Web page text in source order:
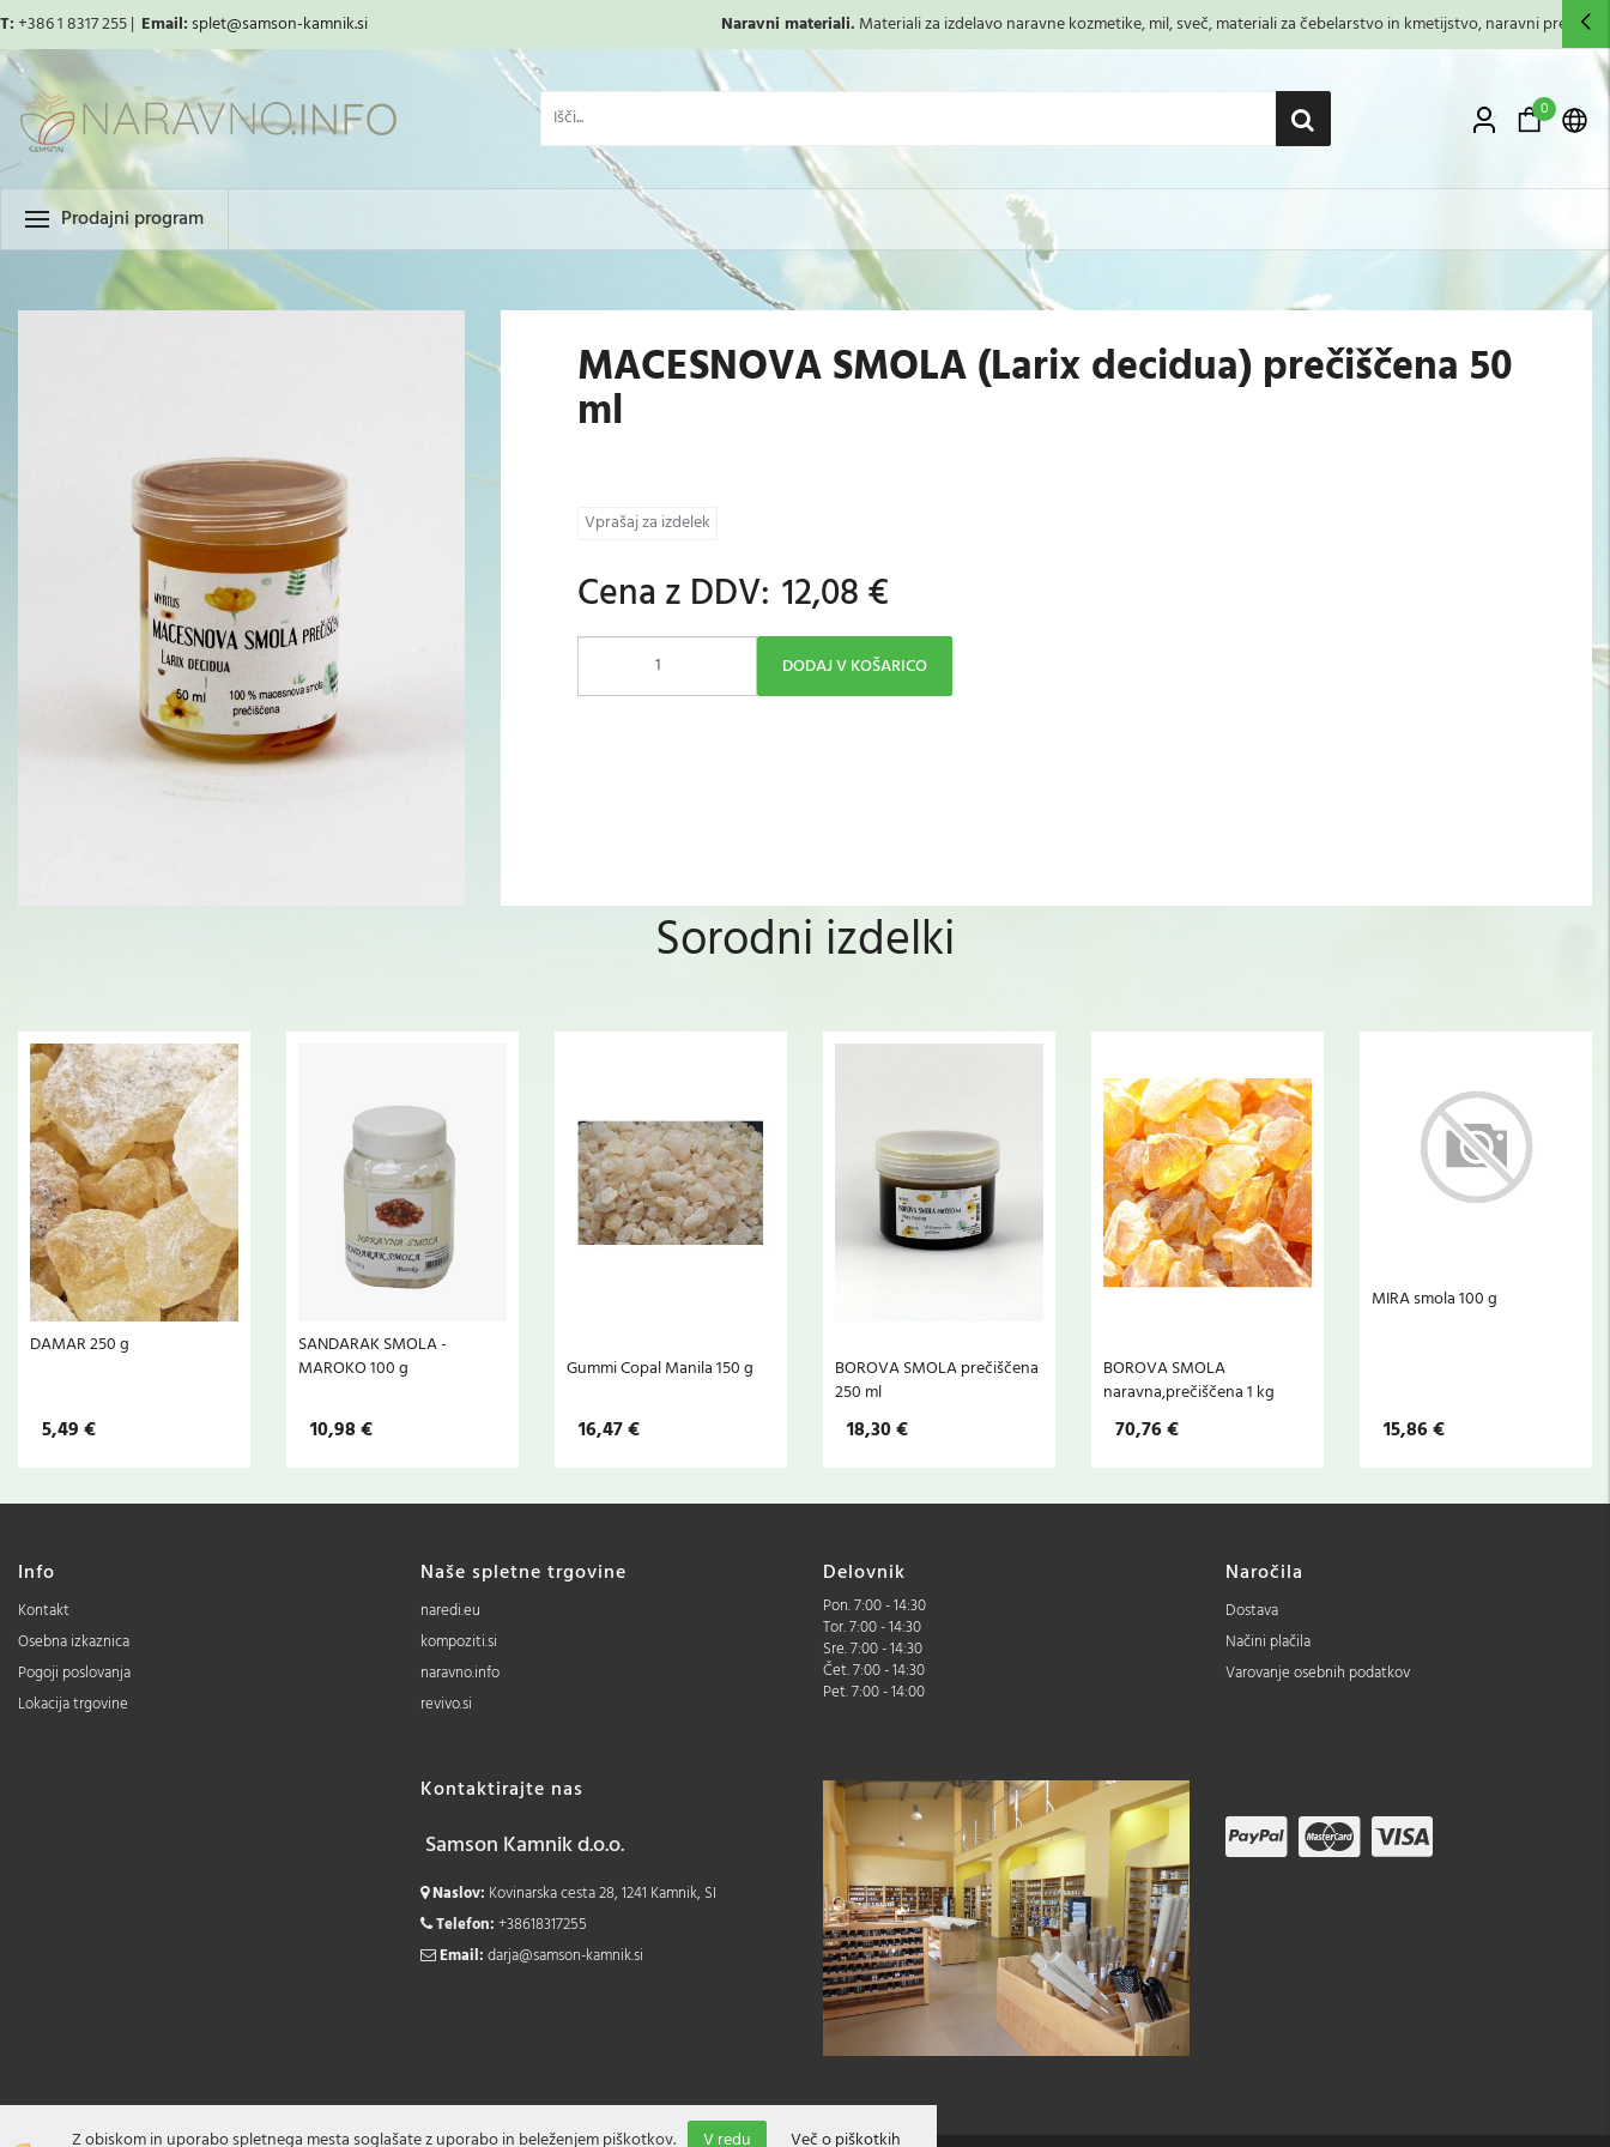
T:+386 1 8317 255 | Email:splet@samson-kamnik.si Naravni materiali. Materiali za izdelavo naravne kozmetike, mil, sveč, materiali za čebelarstvo in kmetijstvo, naravni premazi,...
0
Prodajni program
MACESNOVA SMOLA (Larix decidua) prečiščena 50
ml
Vprašaj za izdelek
Cena z DDV: 12,08 €
DODAJ V KOŠARICO
Sorodni izdelki
DAMAR 250 g
5,49 €
SANDARAK SMOLA -
MAROKO 100 g
10,98 €
Gummi Copal Manila 150 g
16,47 €
BOROVA SMOLA prečiščena
250 ml
18,30 €
BOROVA SMOLA
naravna,prečiščena 1 kg
70,76 €
MIRA smola 100 g
15,86 €
Info
Kontakt
Osebna izkaznica
Pogoji poslovanja
Lokacija trgovine
Naše spletne trgovine
naredi.eu
kompoziti.si
naravno.info
revivo.si
Delovnik
Pon. 7:00 - 14:30
Tor. 7:00 - 14:30
Sre. 7:00 - 14:30
Čet. 7:00 - 14:30
Pet. 7:00 - 14:00
Naročila
Dostava
Načini plačila
Varovanje osebnih podatkov
Kontaktirajte nas
Samson Kamnik d.o.o.
Naslov: Kovinarska cesta 28, 1241 Kamnik, SI
Telefon:+38618317255
Email:darja@samson-kamnik.si
Z obiskom in uporabo spletnega mesta soglašate z uporabo in beleženjem piškotkov. V redu Več o piškotkih